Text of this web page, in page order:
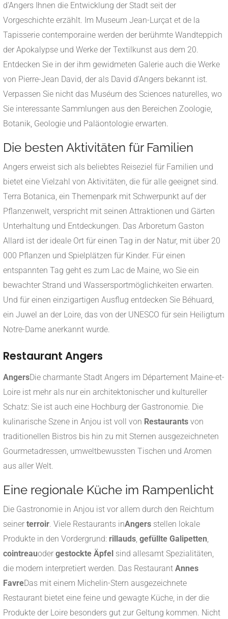
d'Angers Ihnen die Entwicklung der Stadt seit der
Vorgeschichte erzählt. Im Museum Jean-Lurçat et de la
Tapisserie contemporaine werden der berühmte Wandteppich
der Apokalypse und Werke der Textilkunst aus dem 20.
Entdecken Sie in der ihm gewidmeten Galerie auch die Werke
von Pierre-Jean David, der als David d'Angers bekannt ist.
Verpassen Sie nicht das Muséum des Sciences naturelles, wo
Sie interessante Sammlungen aus den Bereichen Zoologie,
Botanik, Geologie und Paläontologie erwarten.
Die besten Aktivitäten für Familien
Angers erweist sich als beliebtes Reiseziel für Familien und
bietet eine Vielzahl von Aktivitäten, die für alle geeignet sind.
Terra Botanica, ein Themenpark mit Schwerpunkt auf der
Pflanzenwelt, verspricht mit seinen Attraktionen und Gärten
Unterhaltung und Entdeckungen. Das Arboretum Gaston
Allard ist der ideale Ort für einen Tag in der Natur, mit über 20
000 Pflanzen und Spielplätzen für Kinder. Für einen
entspannten Tag geht es zum Lac de Maine, wo Sie ein
bewachter Strand und Wassersportmöglichkeiten erwarten.
Und für einen einzigartigen Ausflug entdecken Sie Béhuard,
ein Juwel an der Loire, das von der UNESCO für sein Heiligtum
Notre-Dame anerkannt wurde.
Restaurant Angers
AngersDie charmante Stadt Angers im Département Maine-et-
Loire ist mehr als nur ein architektonischer und kultureller
Schatz: Sie ist auch eine Hochburg der Gastronomie. Die
kulinarische Szene in Anjou ist voll von Restaurants von
traditionellen Bistros bis hin zu mit Sternen ausgezeichneten
Gourmetadressen, umweltbewussten Tischen und Aromen
aus aller Welt.
Eine regionale Küche im Rampenlicht
Die Gastronomie in Anjou ist vor allem durch den Reichtum
seiner terroir. Viele Restaurants inAngers stellen lokale
Produkte in den Vordergrund: rillauds, gefüllte Galipetten,
cointreauoder gestockte Äpfel sind allesamt Spezialitäten,
die modern interpretiert werden. Das Restaurant Annes
FavreDas mit einem Michelin-Stern ausgezeichnete
Restaurant bietet eine feine und gewagte Küche, in der die
Produkte der Loire besonders gut zur Geltung kommen. Nicht